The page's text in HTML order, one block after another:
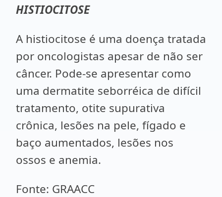
HISTIOCITOSE
A histiocitose é uma doença tratada
por oncologistas apesar de não ser
câncer. Pode-se apresentar como
uma dermatite seborréica de difícil
tratamento, otite supurativa
crônica, lesões na pele, fígado e
baço aumentados, lesões nos
ossos e anemia.
Fonte: GRAACC